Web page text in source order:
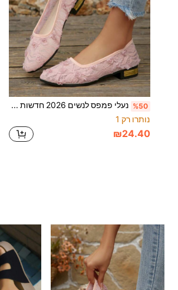
%50
נעלי פמפס לנשים 2026 חדשות בצבע ורוד עם תחרה, גזרה נמוכה, נעלי סליפ-און, רשת נושמת, עיטור ורד תלת-ממדי, סוליה רכה, עקב עבה נמוך
נותרו רק 1
₪24.40